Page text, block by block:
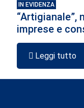
IN EVIDENZA
“Artigianale”,
imprese e
Leggi tutto